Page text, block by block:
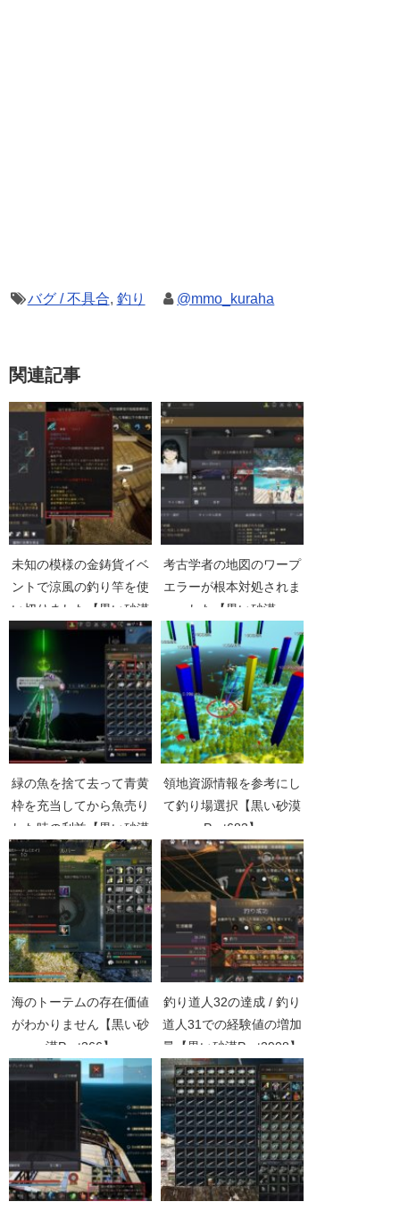
バグ / 不具合, 釣り @mmo_kuraha
関連記事
未知の模様の金鋳貨イベ
ントで涼風の釣り竿を使
い切りました【黒い砂漠
Part5244】
考古学者の地図のワープ
エラーが根本対処されま
した【黒い砂漠
Part3169】
緑の魚を捨て去って青黄
枠を充当してから魚売り
した時の利益【黒い砂漠
Part2069】
領地資源情報を参考にし
て釣り場選択【黒い砂漠
Part683】
海のトーテムの存在価値
がわかりません【黒い砂
漠Part366】
釣り道人32の達成 / 釣り
道人31での経験値の増加
量【黒い砂漠Part2908】